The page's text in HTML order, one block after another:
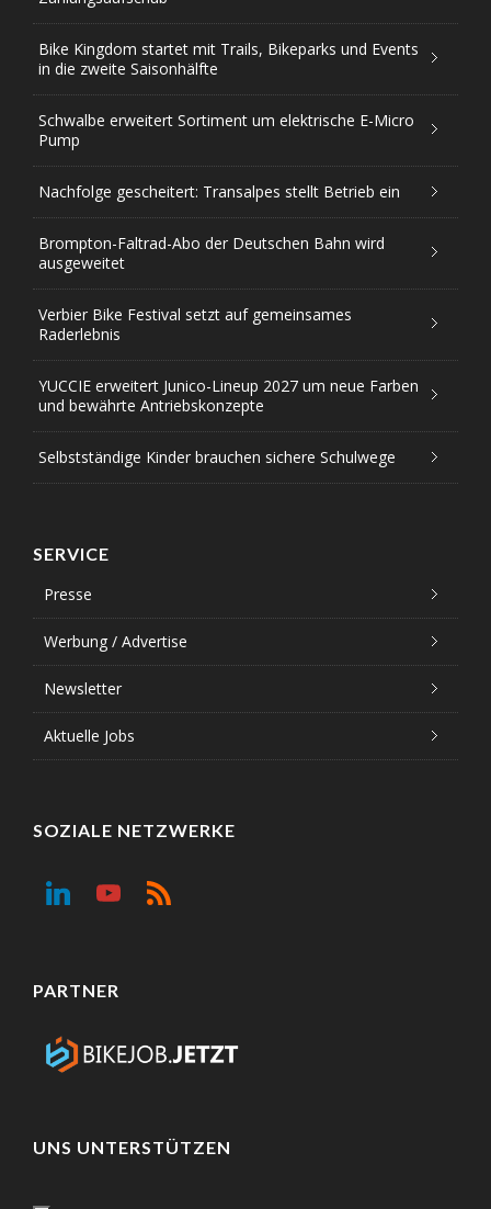
Bike Kingdom startet mit Trails, Bikeparks und Events
in die zweite Saisonhälfte
Schwalbe erweitert Sortiment um elektrische E-Micro
Pump
Nachfolge gescheitert: Transalpes stellt Betrieb ein
Brompton-Faltrad-Abo der Deutschen Bahn wird
ausgeweitet
Verbier Bike Festival setzt auf gemeinsames
Raderlebnis
YUCCIE erweitert Junico-Lineup 2027 um neue Farben
und bewährte Antriebskonzepte
Selbstständige Kinder brauchen sichere Schulwege
SERVICE
Presse
Werbung / Advertise
Newsletter
Aktuelle Jobs
SOZIALE NETZWERKE
PARTNER
UNS UNTERSTÜTZEN